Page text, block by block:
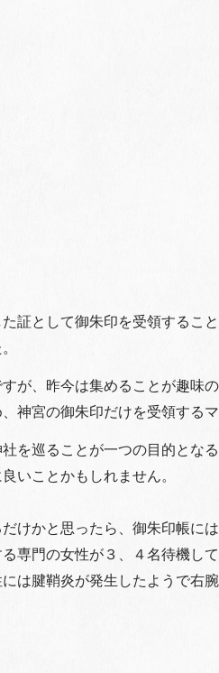
証として御朱印を受領するこ
が、昨今は集めることが趣味
神宮の御朱印だけを受領する
を巡ることが一つの目的とな
いことかもしれません。
けかと思ったら、御朱印帳に
専門の女性が３、４名待機し
は腱鞘炎が発生したようで右